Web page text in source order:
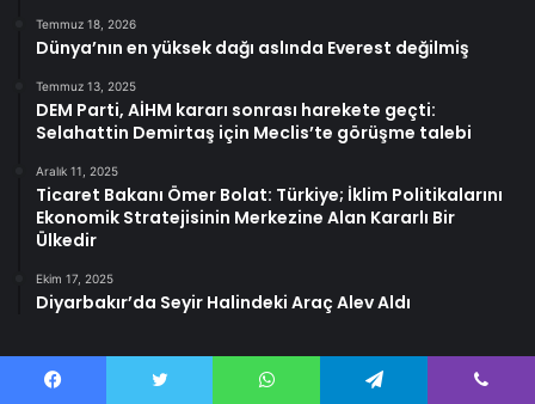
Temmuz 18, 2026
Dünya’nın en yüksek dağı aslında Everest değilmiş
Temmuz 13, 2025
DEM Parti, AİHM kararı sonrası harekete geçti:
Selahattin Demirtaş için Meclis’te görüşme talebi
Aralık 11, 2025
Ticaret Bakanı Ömer Bolat: Türkiye; İklim Politikalarını
Ekonomik Stratejisinin Merkezine Alan Kararlı Bir
Ülkedir
Ekim 17, 2025
Diyarbakır’da Seyir Halindeki Araç Alev Aldı